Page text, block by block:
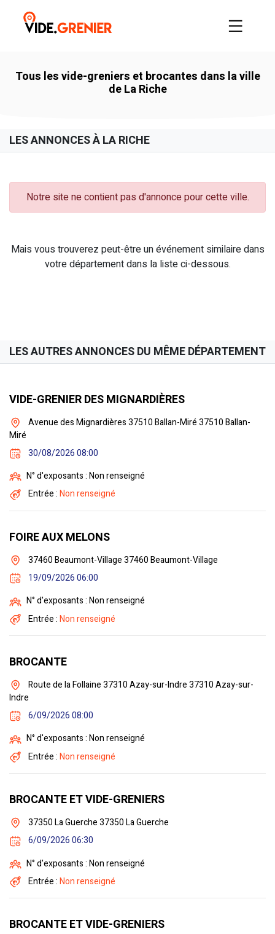
Tous les vide-greniers et brocantes dans la ville
de La Riche
LES ANNONCES À LA RICHE
Notre site ne contient pas d'annonce pour cette ville.
Mais vous trouverez peut-être un événement similaire dans
votre département dans la liste ci-dessous.
LES AUTRES ANNONCES DU MÊME DÉPARTEMENT
VIDE-GRENIER DES MIGNARDIÈRES
Avenue des Mignardières 37510 Ballan-Miré 37510 Ballan-
Miré
30/08/2026 08:00
N° d'exposants : Non renseigné
Entrée :Non renseigné
FOIRE AUX MELONS
37460 Beaumont-Village 37460 Beaumont-Village
19/09/2026 06:00
N° d'exposants : Non renseigné
Entrée :Non renseigné
BROCANTE
Route de la Follaine 37310 Azay-sur-Indre 37310 Azay-sur-
Indre
6/09/2026 08:00
N° d'exposants : Non renseigné
Entrée :Non renseigné
BROCANTE ET VIDE-GRENIERS
37350 La Guerche 37350 La Guerche
6/09/2026 06:30
N° d'exposants : Non renseigné
Entrée :Non renseigné
BROCANTE ET VIDE-GRENIERS